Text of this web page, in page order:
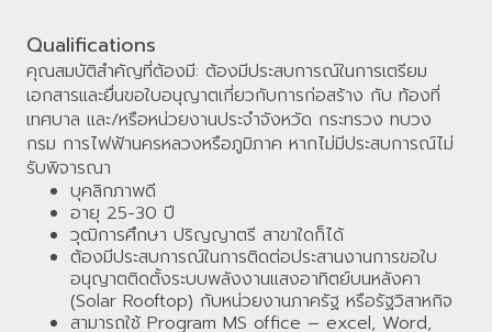
Qualifications
คุณสมบัติสำคัญที่ต้องมี: ต้องมีประสบการณ์ในการเตรียม
เอกสารและยื่นขอใบอนุญาตเกี่ยวกับการก่อสร้าง กับ ท้องที่
เทศบาล และ/หรือหน่วยงานประจำจังหวัด กระทรวง ทบวง
กรม การไฟฟ้านครหลวงหรือภูมิภาค หากไม่มีประสบการณ์ไม่
รับพิจารณา
บุคลิกภาพดี
อายุ 25-30 ปี
วุฒิการศึกษา ปริญญาตรี สาขาใดก็ได้
ต้องมีประสบการณ์ในการติดต่อประสานงานการขอใบ
อนุญาตติดตั้งระบบพลังงานแสงอาทิตย์บนหลังคา
(Solar Rooftop) กับหน่วยงานภาครัฐ หรือรัฐวิสาหกิจ
สามารถใช้ Program MS office – excel, Word,